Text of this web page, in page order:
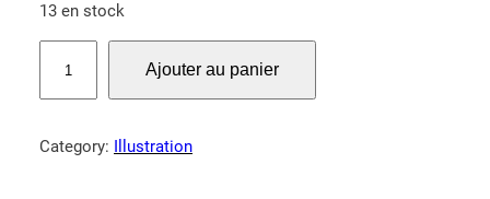
13 en stock
a
t
Ajouter au panier
Category: Illustration